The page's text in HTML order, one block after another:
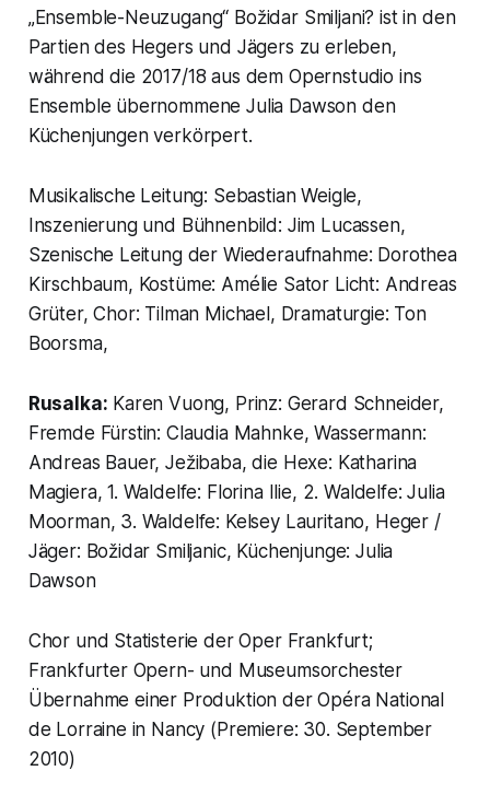
„Ensemble-Neuzugang“ Božidar Smiljani? ist in den
Partien des Hegers und Jägers zu erleben,
während die 2017/18 aus dem Opernstudio ins
Ensemble übernommene Julia Dawson den
Küchenjungen verkörpert.
Musikalische Leitung: Sebastian Weigle,
Inszenierung und Bühnenbild: Jim Lucassen,
Szenische Leitung der Wiederaufnahme: Dorothea
Kirschbaum, Kostüme: Amélie Sator Licht: Andreas
Grüter, Chor: Tilman Michael, Dramaturgie: Ton
Boorsma,
Rusalka: Karen Vuong, Prinz: Gerard Schneider,
Fremde Fürstin: Claudia Mahnke, Wassermann:
Andreas Bauer, Ježibaba, die Hexe: Katharina
Magiera, 1. Waldelfe: Florina Ilie, 2. Waldelfe: Julia
Moorman, 3. Waldelfe: Kelsey Lauritano, Heger /
Jäger: Božidar Smiljanic, Küchenjunge: Julia
Dawson
Chor und Statisterie der Oper Frankfurt;
Frankfurter Opern- und Museumsorchester
Übernahme einer Produktion der Opéra National
de Lorraine in Nancy (Premiere: 30. September
2010)